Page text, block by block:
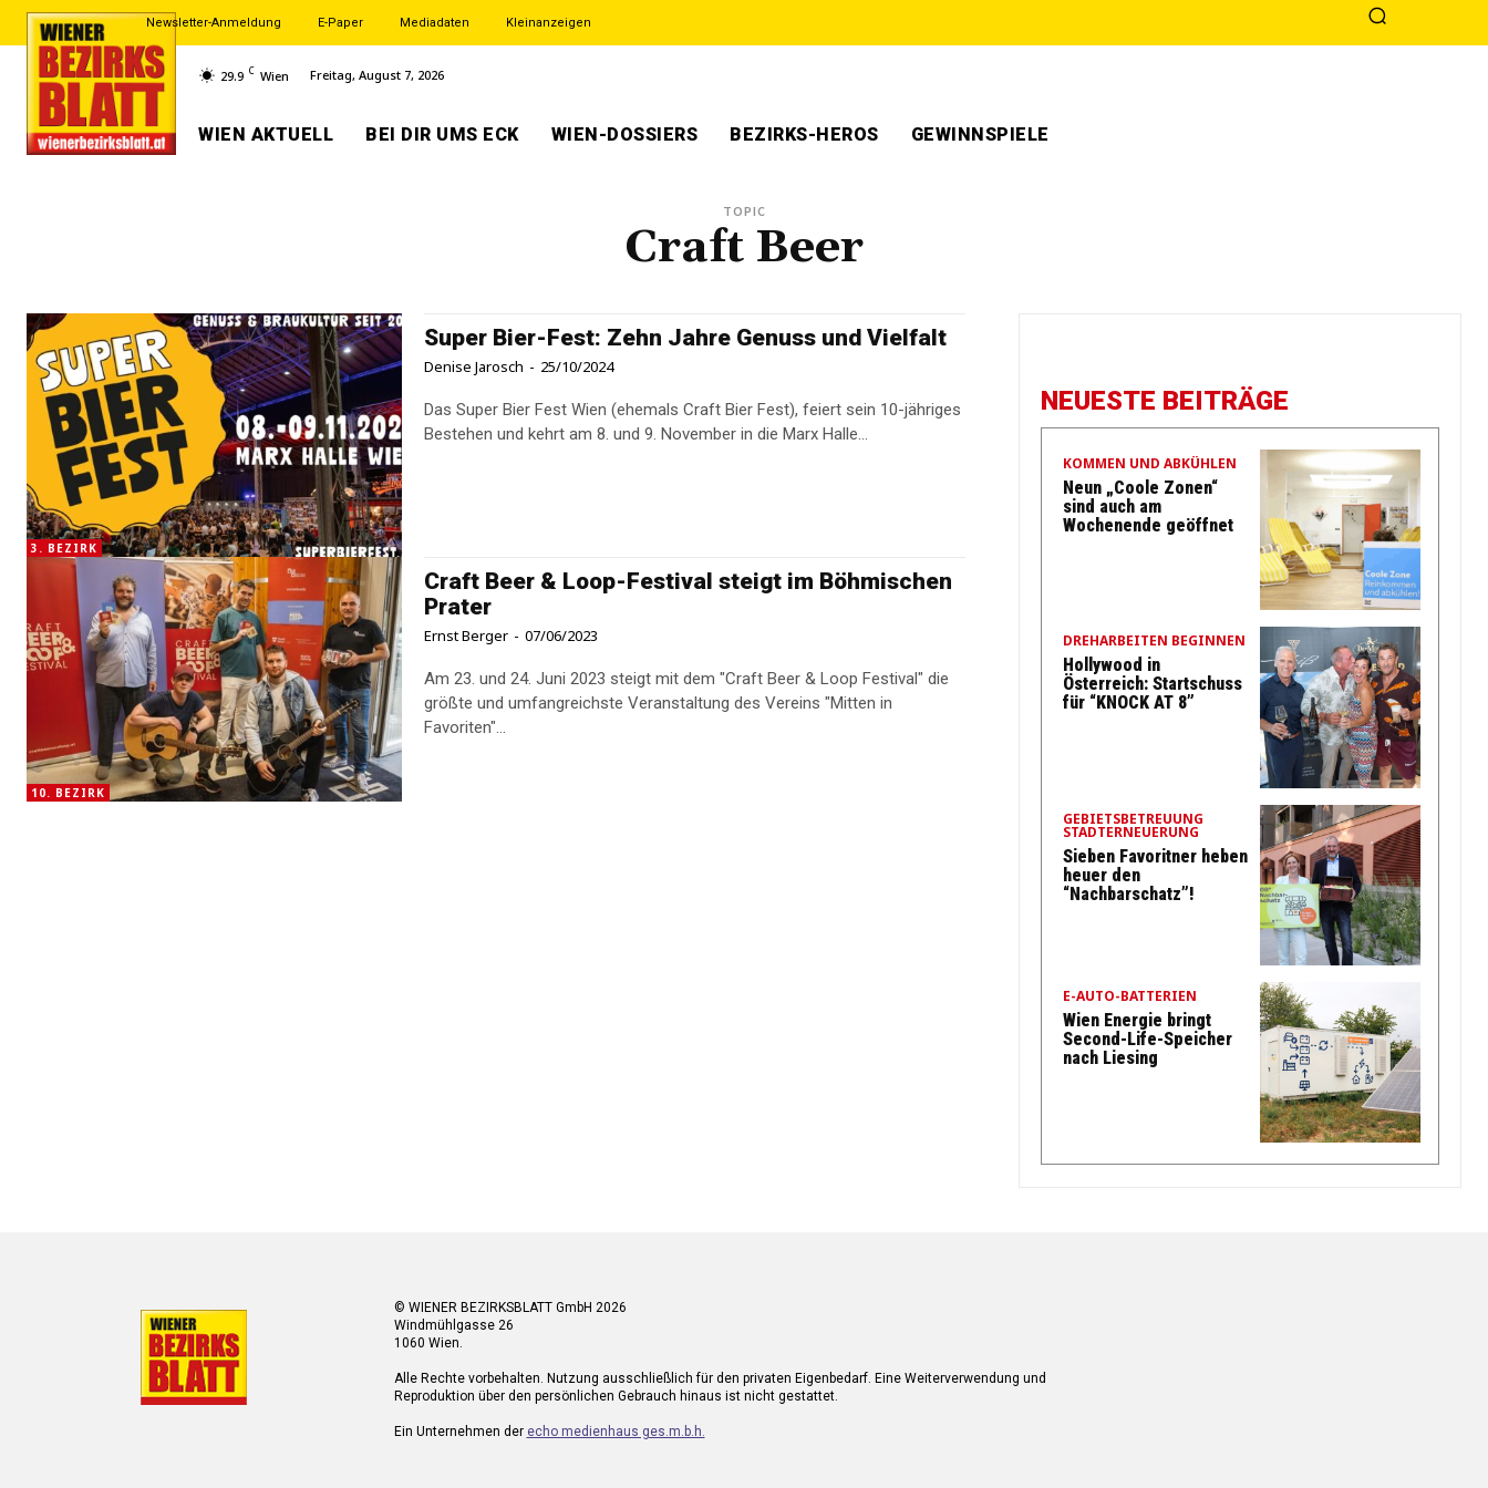
Newsletter-Anmeldung E-Paper Mediadaten Kleinanzeigen
29.9 C Wien Freitag, August 7, 2026
WIEN AKTUELL BEI DIR UMS ECK WIEN-DOSSIERS BEZIRKS-HEROS GEWINNSPIELE
TOPIC
Craft Beer
3. BEZIRK
Super Bier-Fest: Zehn Jahre Genuss und Vielfalt
Denise Jarosch - 25/10/2024
Das Super Bier Fest Wien (ehemals Craft Bier Fest), feiert sein 10-jähriges
Bestehen und kehrt am 8. und 9. November in die Marx Halle...
10. BEZIRK
Craft Beer & Loop-Festival steigt im Böhmischen
Prater
Ernst Berger - 07/06/2023
Am 23. und 24. Juni 2023 steigt mit dem "Craft Beer & Loop Festival" die
größte und umfangreichste Veranstaltung des Vereins "Mitten in
Favoriten"...
NEUESTE BEITRÄGE
KOMMEN UND ABKÜHLEN
Neun „Coole Zonen“
sind auch am
Wochenende geöffnet
DREHARBEITEN BEGINNEN
Hollywood in
Österreich: Startschuss
für “KNOCK AT 8”
GEBIETSBETREUUNG
STADTERNEUERUNG
Sieben Favoritner heben
heuer den
“Nachbarschatz”!
E-AUTO-BATTERIEN
Wien Energie bringt
Second-Life-Speicher
nach Liesing
© WIENER BEZIRKSBLATT GmbH 2026
Windmühlgasse 26
1060 Wien.
Alle Rechte vorbehalten. Nutzung ausschließlich für den privaten Eigenbedarf. Eine Weiterverwendung und
Reproduktion über den persönlichen Gebrauch hinaus ist nicht gestattet.
Ein Unternehmen der echo medienhaus ges.m.b.h.